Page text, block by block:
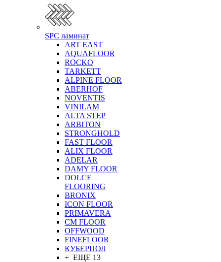
SPC ламинат
ART EAST
AQUAFLOOR
ROCKO
TARKETT
ALPINE FLOOR
ABERHOF
NOVENTIS
VINILAM
ALTA STEP
ARBITON
STRONGHOLD
FAST FLOOR
ALIX FLOOR
ADELAR
DAMY FLOOR
DOLCE
FLOORING
BRONIX
ICON FLOOR
PRIMAVERA
CM FLOOR
OFFWOOD
FINEFLOOR
КУБЕРПОЛ
+ ЕЩЕ 13